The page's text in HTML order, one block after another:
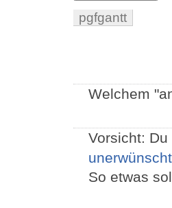
pgfgantt
Welchem
Vorsicht:
So etwas